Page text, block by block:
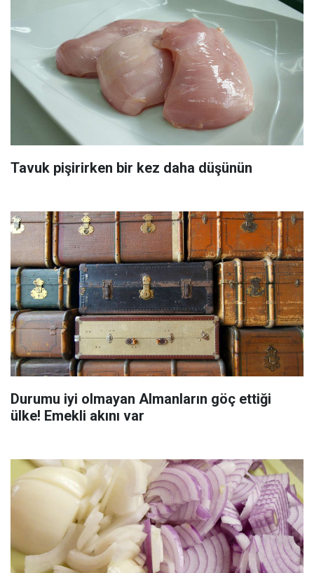
Tavuk pişirirken bir kez daha düşünün
Durumu iyi olmayan Almanların göç ettiği
ülke! Emekli akını var